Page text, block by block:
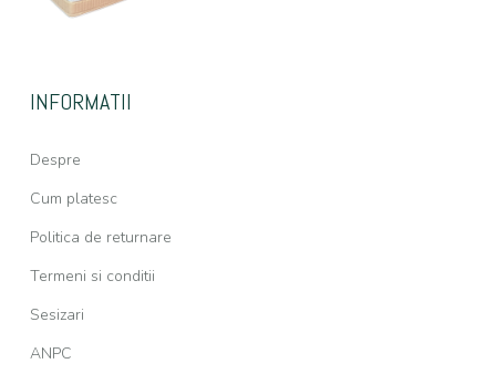
INFORMATII
Despre
Cum platesc
Politica de returnare
Termeni si conditii
Sesizari
ANPC